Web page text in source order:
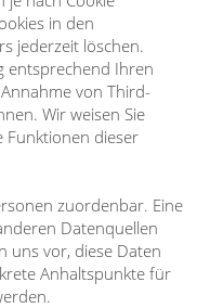
in den
jederzeit löschen.
entsprechend Ihren
von Third-
Wir weisen Sie
Funktionen dieser
zuordenbar. Eine
Datenquellen
uns vor, diese Daten
Anhaltspunkte für